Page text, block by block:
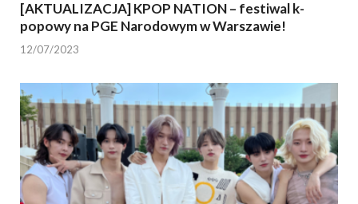
[AKTUALIZACJA] KPOP NATION – festiwal k-
popowy na PGE Narodowym w Warszawie!
12/07/2023